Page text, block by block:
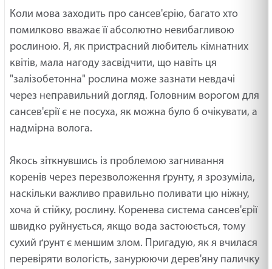
Коли мова заходить про сансев'єрію, багато хто
помилково вважає її абсолютно невибагливою
рослиною. Я, як пристрасний любитель кімнатних
квітів, мала нагоду засвідчити, що навіть ця
"залізобетонна" рослина може зазнати невдачі
через неправильний догляд. Головним ворогом для
сансев'єрії є не посуха, як можна було б очікувати, а
надмірна волога.
Якось зіткнувшись із проблемою загнивання
коренів через перезволоження ґрунту, я зрозуміла,
наскільки важливо правильно поливати цю ніжну,
хоча й стійку, рослину. Коренева система сансев'єрії
швидко руйнується, якщо вода застоюється, тому
сухий ґрунт є меншим злом. Пригадую, як я вчилася
перевіряти вологість, занурюючи дерев'яну паличку